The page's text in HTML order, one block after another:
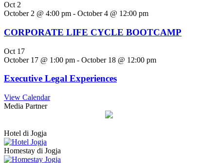
Oct 2
October 2 @ 4:00 pm - October 4 @ 12:00 pm
CORPORATE LIFE CYCLE BOOTCAMP
Oct 17
October 17 @ 1:00 pm - October 18 @ 12:00 pm
Executive Legal Experiences
View Calendar
Media Partner
Hotel di Jogja
Homestay di Jogja